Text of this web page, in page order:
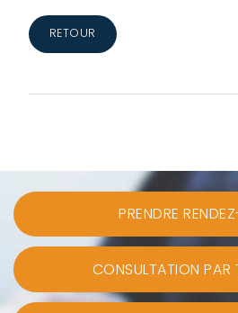
RETOUR
PRENDRE
CONSULTATION PAR